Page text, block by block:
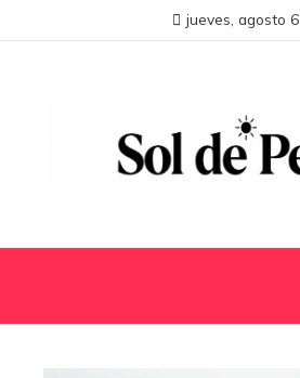
jueves, agosto 6